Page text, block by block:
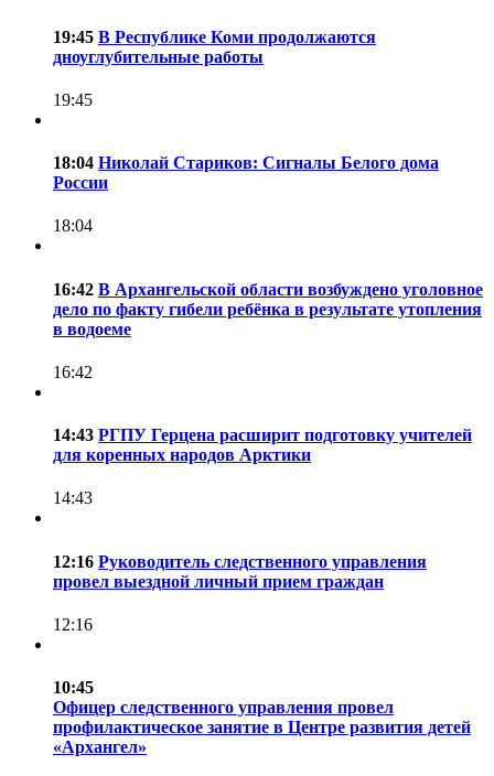
19:45 В Республике Коми продолжаются
дноуглубительные работы
19:45
18:04 Николай Стариков: Сигналы Белого дома
России
18:04
16:42 В Архангельской области возбуждено уголовное
дело по факту гибели ребёнка в результате утопления
в водоеме
16:42
14:43 РГПУ Герцена расширит подготовку учителей
для коренных народов Арктики
14:43
12:16 Руководитель следственного управления
провел выездной личный прием граждан
12:16
10:45
Офицер следственного управления провел
профилактическое занятие в Центре развития детей
«Архангел»